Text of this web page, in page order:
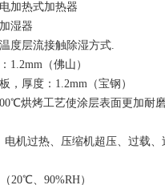
电加热式加热器
加湿器
度层流接触除湿方式.
：1.2mm（佛山）
，厚度：1.2mm（宝钢）
300℃烘烤工艺使涂层表面更加耐磨
、电机过热、压缩机超压、过
、90%RH）